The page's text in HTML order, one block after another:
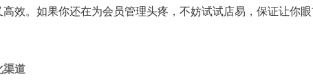
效。如果你还在为会员管理头疼，不妨试试店易，保证让你
渠道